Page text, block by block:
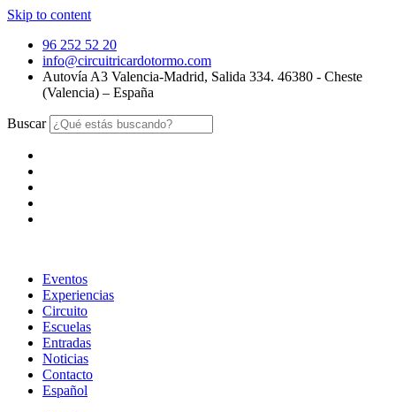
Skip to content
96 252 52 20
info@circuitricardotormo.com
Autovía A3 Valencia-Madrid, Salida 334. 46380 - Cheste
(Valencia) – España
Buscar
Eventos
Experiencias
Circuito
Escuelas
Entradas
Noticias
Contacto
Español